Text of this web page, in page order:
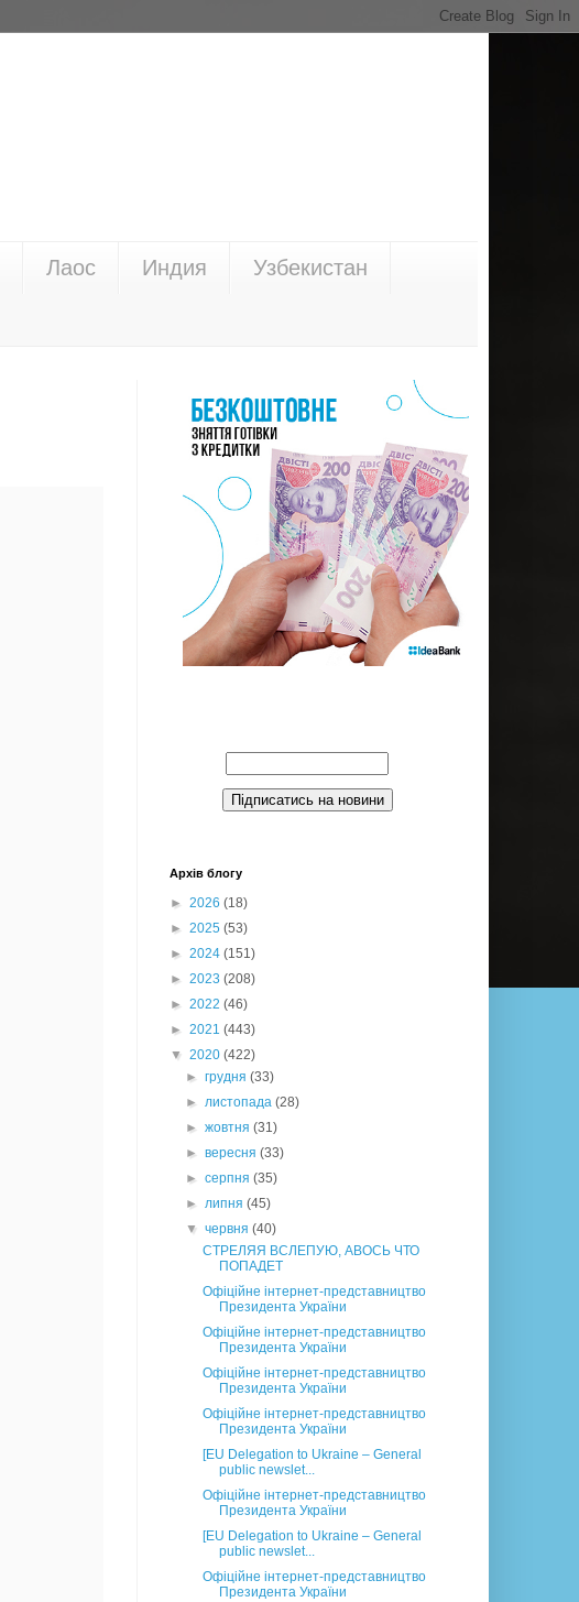
Лаос Индия Узбекистан
Архів блогу
► 2026 (18)
► 2025 (53)
► 2024 (151)
► 2023 (208)
► 2022 (46)
► 2021 (443)
▼ 2020 (422)
►грудня(33)
►листопада(28)
►жовтня(31)
►вересня(33)
►серпня(35)
►липня(45)
▼червня(40)
СТРЕЛЯЯ ВСЛЕПУЮ, АВОСЬ ЧТО
ПОПАДЕТ
Офіційне інтернет-представництво
Президента України
Офіційне інтернет-представництво
Президента України
Офіційне інтернет-представництво
Президента України
Офіційне інтернет-представництво
Президента України
[EU Delegation to Ukraine – General
public newslet...
Офіційне інтернет-представництво
Президента України
[EU Delegation to Ukraine – General
public newslet...
Офіційне інтернет-представництво
Президента України